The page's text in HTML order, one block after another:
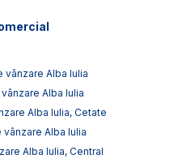
Alba Iulia
Alba Iulia
Alba Iulia, Cetate
Alba Iulia
Alba Iulia, Central